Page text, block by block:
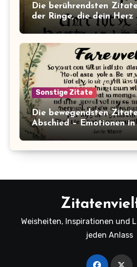
Die berührendsten
der Ringe, die dein Herz
werden!
Sonstige Zitate
Die bewegendsten
Abschied – Emotionen
gefasst
Weisheiten, Inspirationen und
jeden Anlass